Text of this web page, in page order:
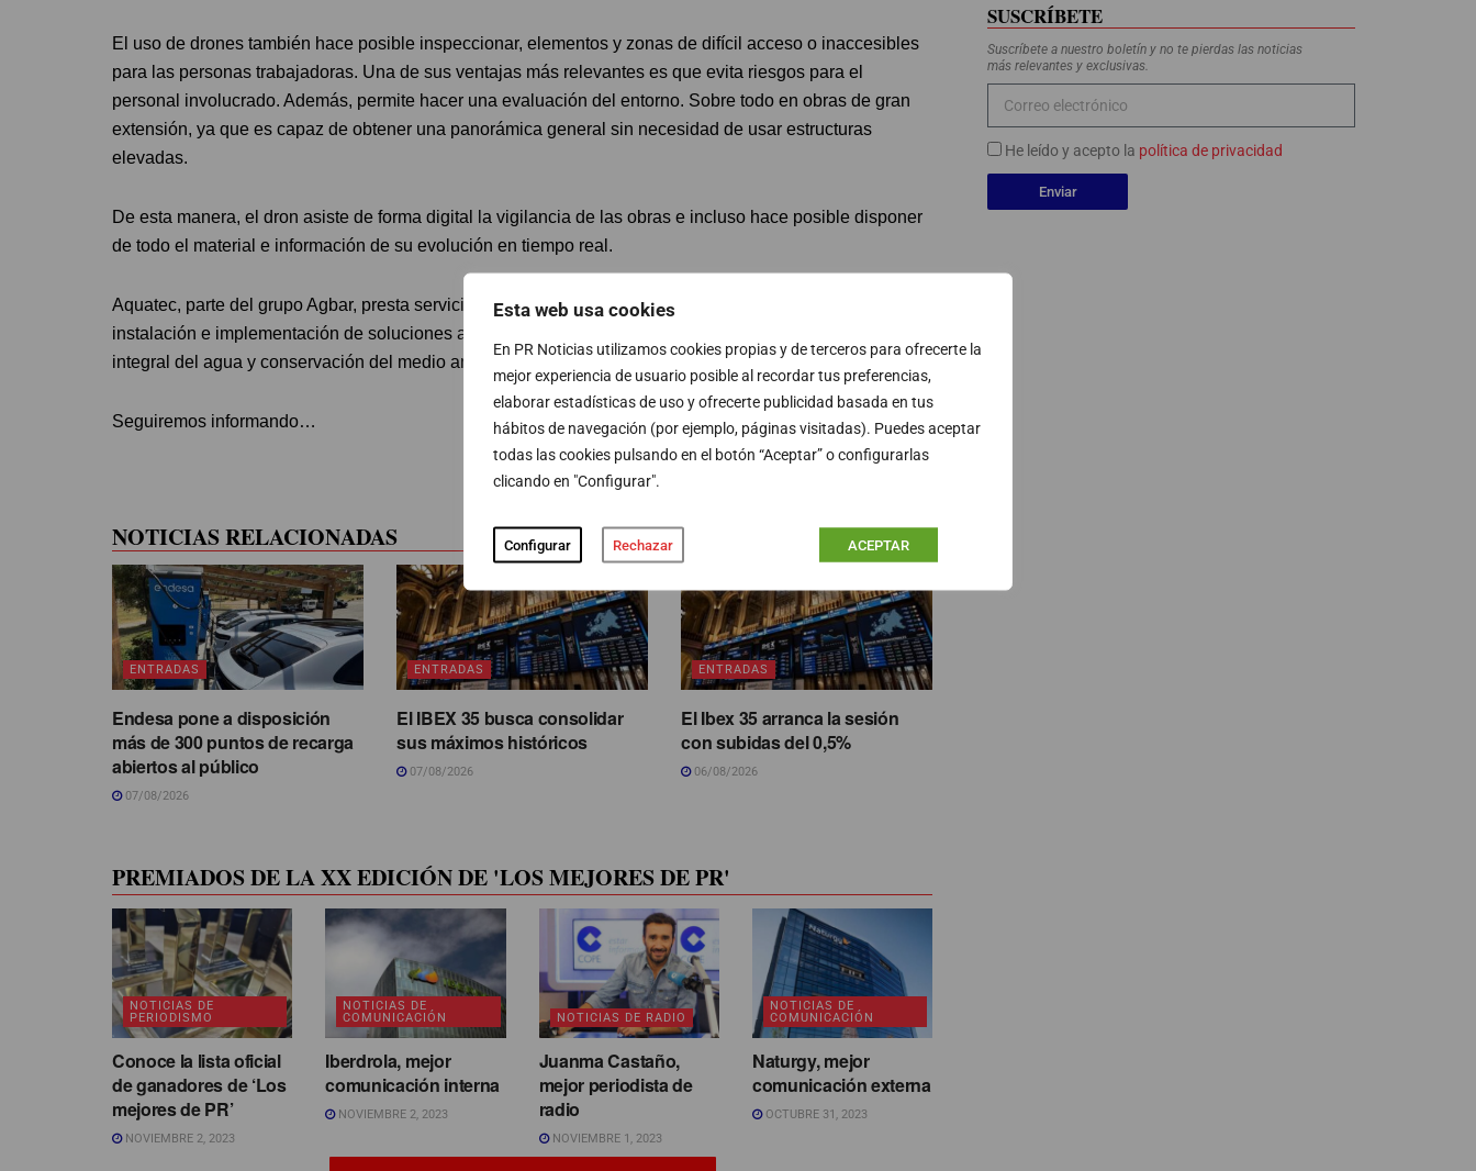
Esta web usa cookies
En PR Noticias utilizamos cookies propias y de terceros para ofrecerte la
mejor experiencia de usuario posible al recordar tus preferencias,
elaborar estadísticas de uso y ofrecerte publicidad basada en tus
hábitos de navegación (por ejemplo, páginas visitadas). Puedes aceptar
todas las cookies pulsando en el botón “Aceptar” o configurarlas
clicando en "Configurar".
Configurar Rechazar ACEPTAR
El uso de drones también hace posible inspeccionar, elementos y zonas de difícil acceso o inaccesibles
para las personas trabajadoras. Una de sus ventajas más relevantes es que evita riesgos para el
personal involucrado. Además, permite hacer una evaluación del entorno. Sobre todo en obras de gran
extensión, ya que es capaz de obtener una panorámica general sin necesidad de usar estructuras
elevadas.
De esta manera, el dron asiste de forma digital la vigilancia de las obras e incluso hace posible disponer
de todo el material e información de su evolución en tiempo real.
Aquatec, parte del grupo Agbar, presta servicios de consultoría, diseño, desarrollo integral de proyectos,
instalación e implementación de soluciones avanzadas para la optimización de los procesos del ciclo
integral del agua y conservación del medio ambiente.
Seguiremos informando…
PUBLICIDAD
NOTICIAS RELACIONADAS
ENTRADAS
Endesa pone a disposición
más de 300 puntos de recarga
abiertos al público
07/08/2026
ENTRADAS
El IBEX 35 busca consolidar
sus máximos históricos
07/08/2026
ENTRADAS
El Ibex 35 arranca la sesión
con subidas del 0,5%
06/08/2026
PREMIADOS DE LA XX EDICIÓN DE 'LOS MEJORES DE PR'
NOTICIAS DE
PERIODISMO
Conoce la lista oficial
de ganadores de ‘Los
mejores de PR’
NOVIEMBRE 2, 2023
NOTICIAS DE
COMUNICACIÓN
Iberdrola, mejor
comunicación interna
NOVIEMBRE 2, 2023
NOTICIAS DE RADIO
Juanma Castaño,
mejor periodista de
radio
NOVIEMBRE 1, 2023
NOTICIAS DE
COMUNICACIÓN
Naturgy, mejor
comunicación externa
OCTUBRE 31, 2023
SUSCRÍBETE
Suscríbete a nuestro boletín y no te pierdas las noticias
más relevantes y exclusivas.
He leído y acepto la política de privacidad
Enviar